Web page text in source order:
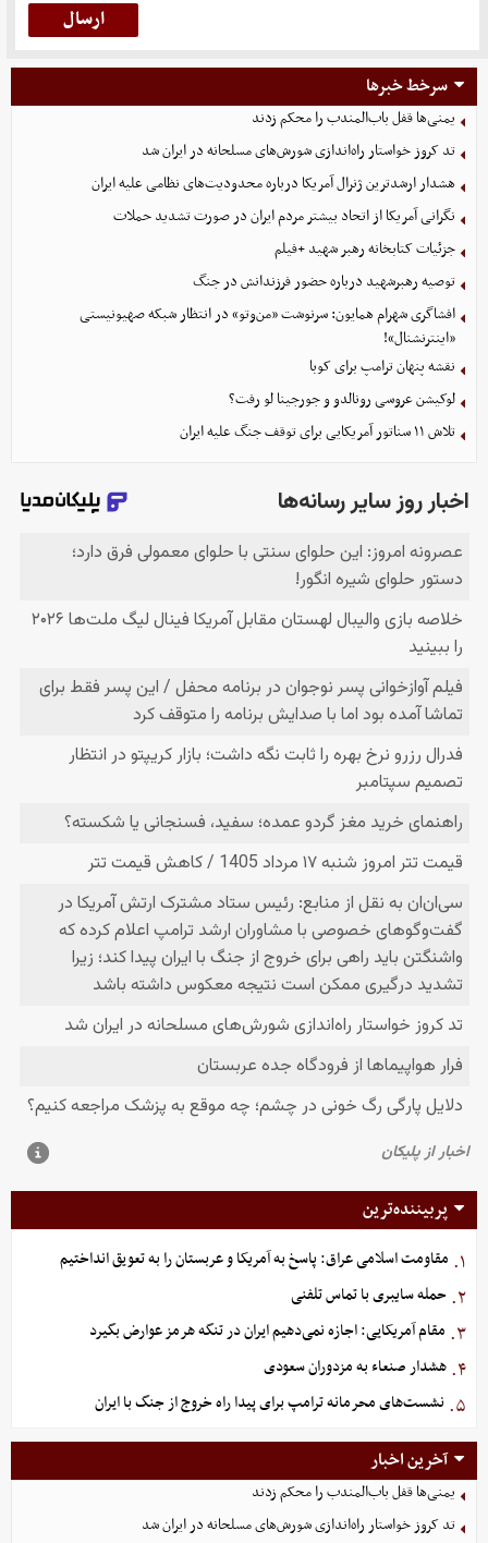
سرخط خبرها
یمنی‌ها قفل باب‌المندب را محکم زدند
تد کروز خواستار راه‌اندازی شورش‌های مسلحانه در ایران شد
هشدار ارشدترین ژنرال آمریکا درباره محدودیت‌های نظامی علیه ایران
نگرانی آمریکا از اتحاد بیشتر مردم ایران در صورت تشدید حملات
جزئیات کتابخانه رهبر شهید +فیلم
توصیه رهبرشهید درباره حضور فرزندانش در جنگ
افشاگری شهرام همایون: سرنوشت «من‌وتو» در انتظار شبکه صهیونیستی
«اینترنشنال»!
نقشه پنهان ترامپ برای کوبا
لوکیشن عروسی رونالدو و جورجینا لو رفت؟
تلاش ۱۱ سناتور آمریکایی برای توقف جنگ علیه ایران
پربیننده‌ترین
۱. مقاومت اسلامی عراق: پاسخ به آمریکا و عربستان را به تعویق انداختیم
۲. حمله سایبری با تماس تلفنی
۳. مقام آمریکایی: اجازه نمی‌دهیم ایران در تنگه هرمز عوارض بگیرد
۴. هشدار صنعاء به مزدوران سعودی
۵. نشست‌های محرمانه ترامپ برای پیدا راه خروج از جنگ با ایران
آخرین اخبار
یمنی‌ها قفل باب‌المندب را محکم زدند
تد کروز خواستار راه‌اندازی شورش‌های مسلحانه در ایران شد